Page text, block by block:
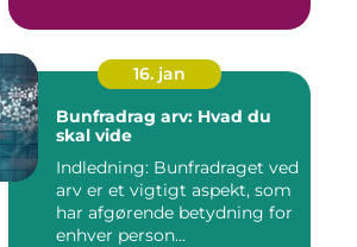
16. jan
Bunfradrag arv: Hvad du
skal vide
Indledning: Bunfradraget ved
arv er et vigtigt aspekt, som
har afgørende betydning for
enhver person...